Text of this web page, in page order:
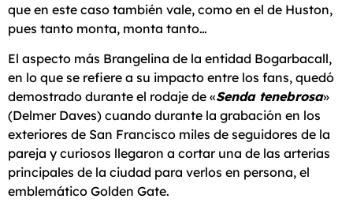
que en este caso también vale, como en el de Huston,
pues tanto monta, monta tanto…
El aspecto más Brangelina de la entidad Bogarbacall,
en lo que se refiere a su impacto entre los fans, quedó
demostrado durante el rodaje de «Senda tenebrosa»
(Delmer Daves) cuando durante la grabación en los
exteriores de San Francisco miles de seguidores de la
pareja y curiosos llegaron a cortar una de las arterias
principales de la ciudad para verlos en persona, el
emblemático Golden Gate.